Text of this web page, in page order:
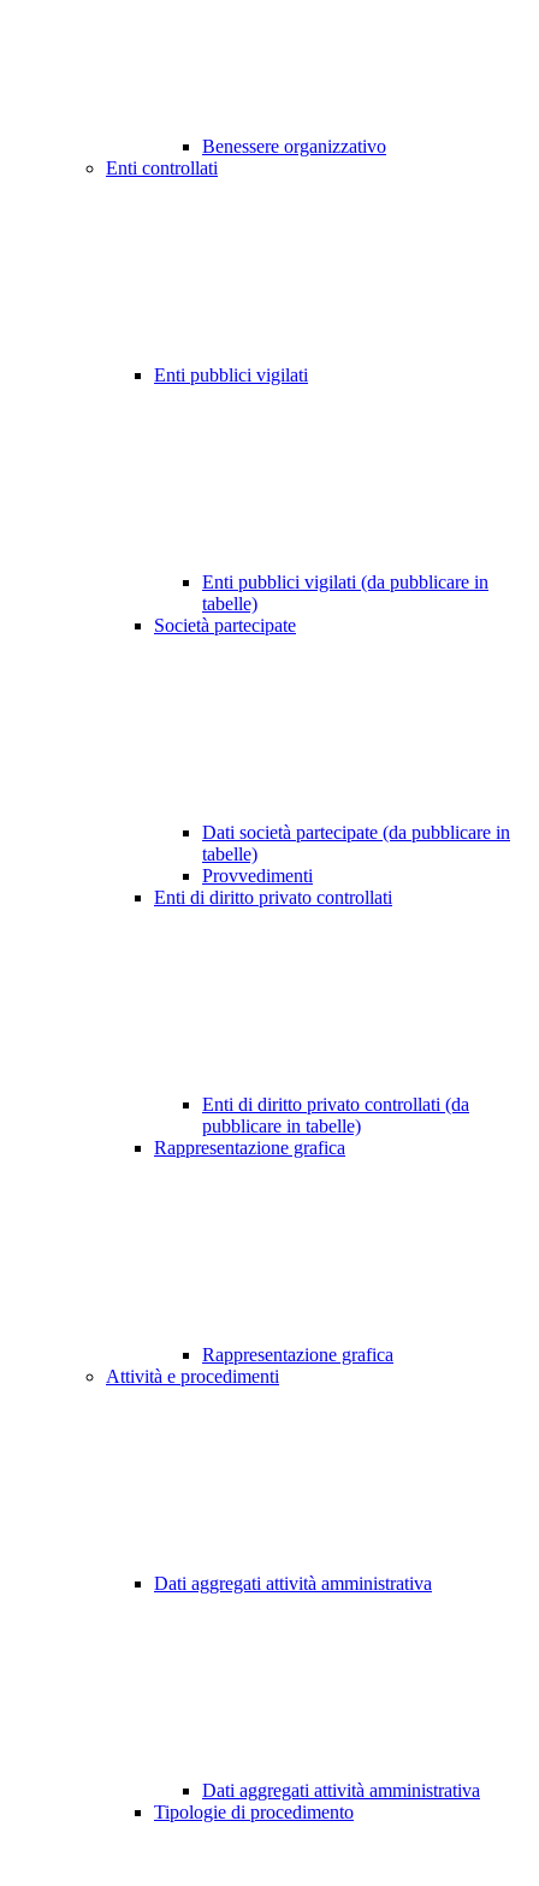
Benessere organizzativo
Enti controllati
Enti pubblici vigilati
Enti pubblici vigilati (da pubblicare in
tabelle)
Società partecipate
Dati società partecipate (da pubblicare in
tabelle)
Provvedimenti
Enti di diritto privato controllati
Enti di diritto privato controllati (da
pubblicare in tabelle)
Rappresentazione grafica
Rappresentazione grafica
Attività e procedimenti
Dati aggregati attività amministrativa
Dati aggregati attività amministrativa
Tipologie di procedimento